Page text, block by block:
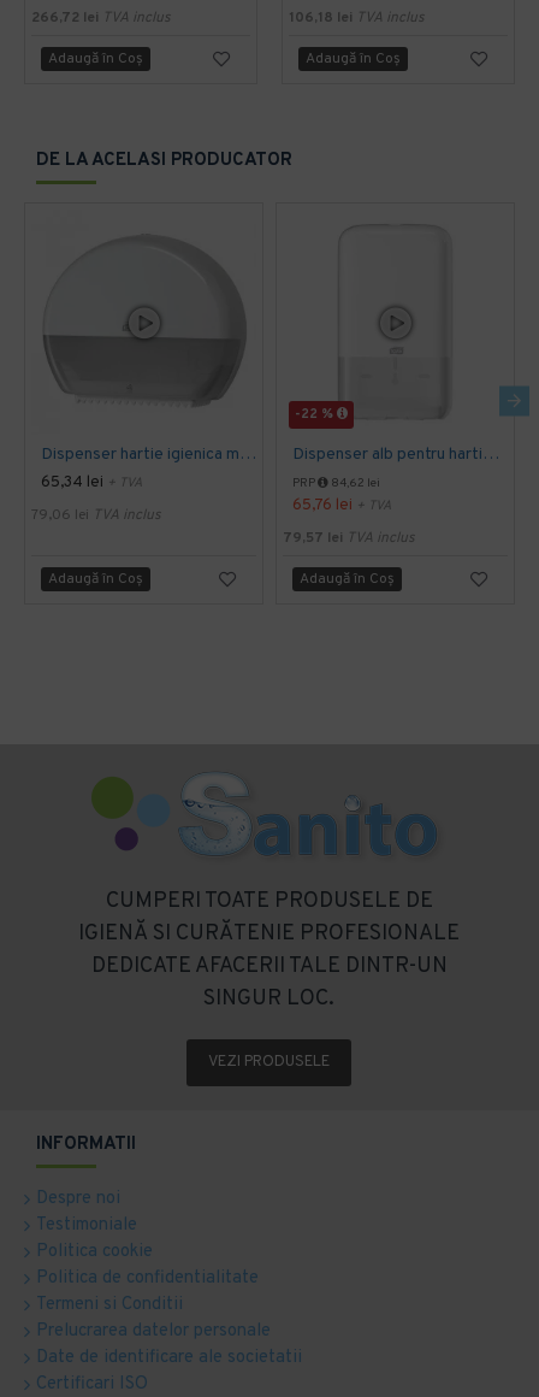
266,72 lei TVA inclus
Adaugă în Coş
106,18 lei TVA inclus
Adaugă în Coş
DE LA ACELASI PRODUCATOR
Dispenser hartie igienica mini Jumbo Tork alb
65,34 lei + TVA
79,06 lei TVA inclus
Adaugă în Coş
-22 %
Dispenser alb pentru hartie igienica pliata, bulk, Tork
PRP 84,62 lei
65,76 lei + TVA
79,57 lei TVA inclus
Adaugă în Coş
CUMPERI TOATE PRODUSELE DE
IGIENĂ SI CURĂTENIE PROFESIONALE
DEDICATE AFACERII TALE DINTR-UN
SINGUR LOC.
VEZI PRODUSELE
INFORMATII
Despre noi
Testimoniale
Politica cookie
Politica de confidentialitate
Termeni si Conditii
Prelucrarea datelor personale
Date de identificare ale societatii
Certificari ISO